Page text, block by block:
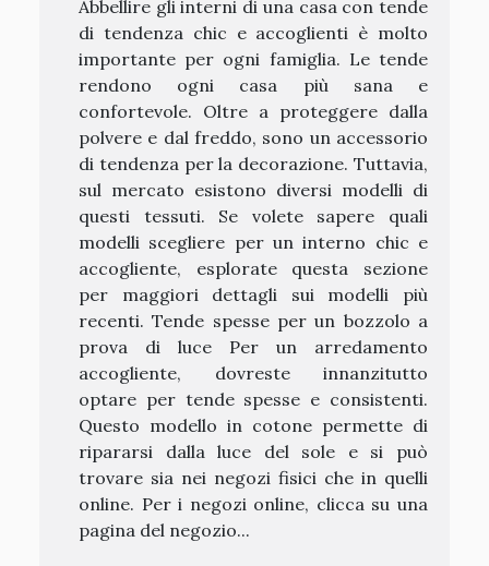
Abbellire gli interni di una casa con tende
di tendenza chic e accoglienti è molto
importante per ogni famiglia. Le tende
rendono ogni casa più sana e
confortevole. Oltre a proteggere dalla
polvere e dal freddo, sono un accessorio
di tendenza per la decorazione. Tuttavia,
sul mercato esistono diversi modelli di
questi tessuti. Se volete sapere quali
modelli scegliere per un interno chic e
accogliente, esplorate questa sezione
per maggiori dettagli sui modelli più
recenti. Tende spesse per un bozzolo a
prova di luce Per un arredamento
accogliente, dovreste innanzitutto
optare per tende spesse e consistenti.
Questo modello in cotone permette di
ripararsi dalla luce del sole e si può
trovare sia nei negozi fisici che in quelli
online. Per i negozi online, clicca su una
pagina del negozio...